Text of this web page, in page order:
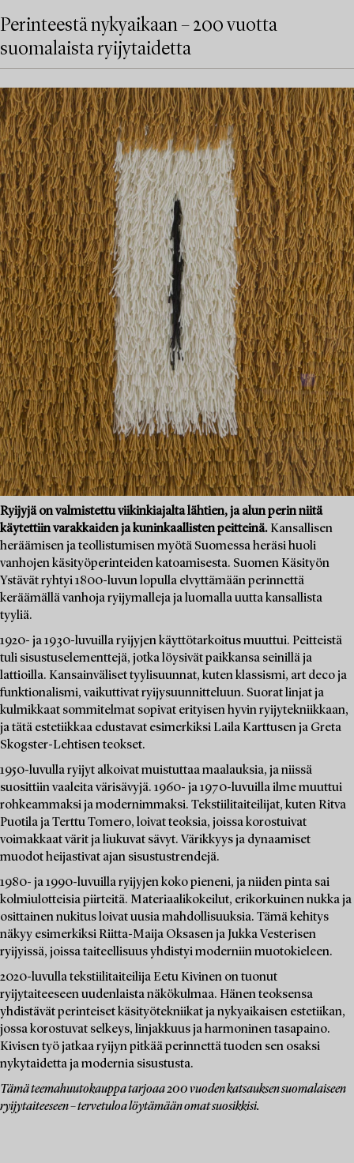
Perinteestä nykyaikaan – 200 vuotta
suomalaista ryijytaidetta
Ryijyjä on valmistettu viikinkiajalta lähtien, ja alun perin niitä
käytettiin varakkaiden ja kuninkaallisten peitteinä. Kansallisen
heräämisen ja teollistumisen myötä Suomessa heräsi huoli
vanhojen käsityöperinteiden katoamisesta. Suomen Käsityön
Ystävät ryhtyi 1800-luvun lopulla elvyttämään perinnettä
keräämällä vanhoja ryijymalleja ja luomalla uutta kansallista
tyyliä.
1920- ja 1930-luvuilla ryijyjen käyttötarkoitus muuttui. Peitteistä
tuli sisustuselementtejä, jotka löysivät paikkansa seinillä ja
lattioilla. Kansainväliset tyylisuunnat, kuten klassismi, art deco ja
funktionalismi, vaikuttivat ryijysuunnitteluun. Suorat linjat ja
kulmikkaat sommitelmat sopivat erityisen hyvin ryijytekniikkaan,
ja tätä estetiikkaa edustavat esimerkiksi Laila Karttusen ja Greta
Skogster-Lehtisen teokset.
1950-luvulla ryijyt alkoivat muistuttaa maalauksia, ja niissä
suosittiin vaaleita värisävyjä. 1960- ja 1970-luvuilla ilme muuttui
rohkeammaksi ja modernimmaksi. Tekstiilitaiteilijat, kuten Ritva
Puotila ja Terttu Tomero, loivat teoksia, joissa korostuivat
voimakkaat värit ja liukuvat sävyt. Värikkyys ja dynaamiset
muodot heijastivat ajan sisustustrendejä.
1980- ja 1990-luvuilla ryijyjen koko pieneni, ja niiden pinta sai
kolmiulotteisia piirteitä. Materiaalikokeilut, erikorkuinen nukka ja
osittainen nukitus loivat uusia mahdollisuuksia. Tämä kehitys
näkyy esimerkiksi Riitta-Maija Oksasen ja Jukka Vesterisen
ryijyissä, joissa taiteellisuus yhdistyi moderniin muotokieleen.
2020-luvulla tekstiilitaiteilija Eetu Kivinen on tuonut
ryijytaiteeseen uudenlaista näkökulmaa. Hänen teoksensa
yhdistävät perinteiset käsityötekniikat ja nykyaikaisen estetiikan,
jossa korostuvat selkeys, linjakkuus ja harmoninen tasapaino.
Kivisen työ jatkaa ryijyn pitkää perinnettä tuoden sen osaksi
nykytaidetta ja modernia sisustusta.
Tämä teemahuutokauppa tarjoaa 200 vuoden katsauksen suomalaiseen
ryijytaiteeseen – tervetuloa löytämään omat suosikkisi.